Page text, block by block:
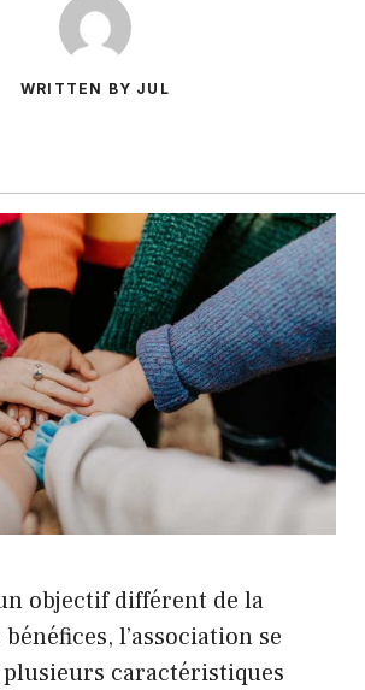
WRITTEN BY JUL
objectif différent de la
l’association se
caractéristiques